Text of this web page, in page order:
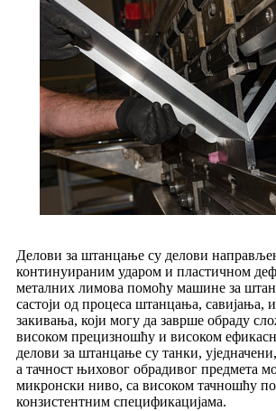
Делови за штанцање су делови
континуираним ударом и пластичном
металних лимова помоћу машине за
састоји од процеса штанцања, савијања,
закивања, који могу да заврше обраду
високом прецизношћу и високом
делови за штанцање су танки,
а тачност њиховог обрадивог предмета
микронски ниво, са високом тачношћу
конзистентним спецификацијама.